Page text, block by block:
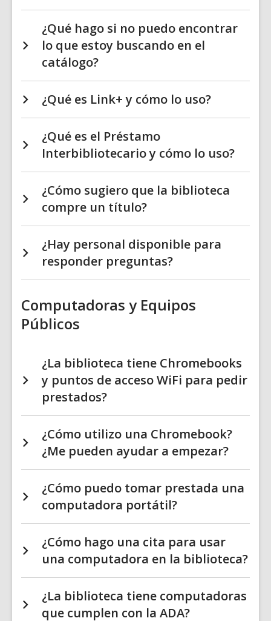
¿Qué hago si no puedo encontrar
lo que estoy buscando en el
catálogo?
¿Qué es Link+ y cómo lo uso?
¿Qué es el Préstamo
Interbibliotecario y cómo lo uso?
¿Cómo sugiero que la biblioteca
compre un título?
¿Hay personal disponible para
responder preguntas?
Computadoras y Equipos
Públicos
¿La biblioteca tiene Chromebooks
y puntos de acceso WiFi para pedir
prestados?
¿Cómo utilizo una Chromebook?
¿Me pueden ayudar a empezar?
¿Cómo puedo tomar prestada una
computadora portátil?
¿Cómo hago una cita para usar
una computadora en la biblioteca?
¿La biblioteca tiene computadoras
que cumplen con la ADA?